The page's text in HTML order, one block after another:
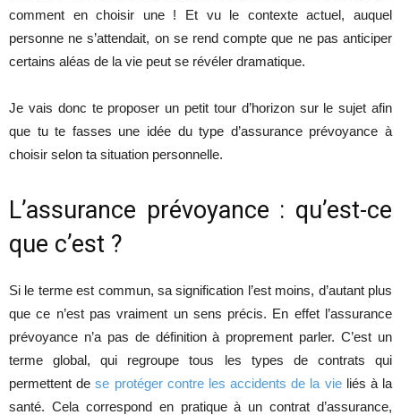
comment en choisir une ! Et vu le contexte actuel, auquel
personne ne s’attendait, on se rend compte que ne pas anticiper
certains aléas de la vie peut se révéler dramatique.
Je vais donc te proposer un petit tour d’horizon sur le sujet afin
que tu te fasses une idée du type d’assurance prévoyance à
choisir selon ta situation personnelle.
L’assurance prévoyance : qu’est-ce
que c’est ?
Si le terme est commun, sa signification l’est moins, d’autant plus
que ce n’est pas vraiment un sens précis. En effet l’assurance
prévoyance n’a pas de définition à proprement parler. C’est un
terme global, qui regroupe tous les types de contrats qui
permettent dese protéger contre les accidents de la vieliés à la
santé. Cela correspond en pratique à un contrat d’assurance,